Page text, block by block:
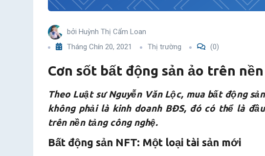
bởi Huỳnh Thị Cẩm Loan
Tháng Chín 20, 2021
Thị trường (0)
Cơn sốt bất động sản ảo trên
Theo Luật sư Nguyễn Văn Lộc, mua bất động
không phải là kinh doanh BĐS, đó có thể là
trên nền tảng công nghệ.
Bất động sản NFT: Một loại tài sản mới